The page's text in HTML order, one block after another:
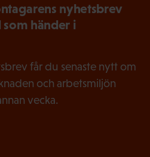
nyhetsbrev
händer i
får du senaste nytt om
och arbetsmiljön
vecka.